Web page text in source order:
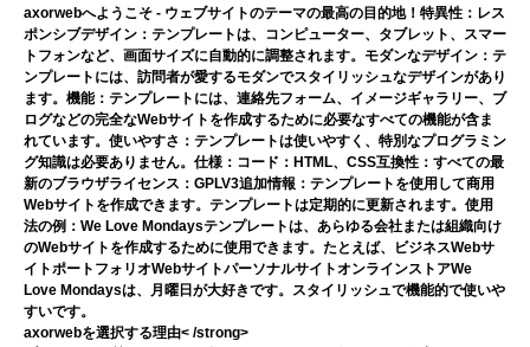
axorwebへようこそ - ウェブサイトのテーマの最高の目的地！特異性：レス
ポンシブデザイン：テンプレートは、コンピューター、タブレット、スマー
トフォンなど、画面サイズに自動的に調整されます。モダンなデザイン：テ
ンプレートには、訪問者が愛するモダンでスタイリッシュなデザインがあり
ます。機能：テンプレートには、連絡先フォーム、イメージギャラリー、ブ
ログなどの完全なWebサイトを作成するために必要なすべての機能が含ま
れています。使いやすさ：テンプレートは使いやすく、特別なプログラミン
グ知識は必要ありません。仕様：コード：HTML、CSS互換性：すべての最
新のブラウザライセンス：GPLV3追加情報：テンプレートを使用して商用
Webサイトを作成できます。テンプレートは定期的に更新されます。使用
法の例：We Love Mondaysテンプレートは、あらゆる会社または組織向け
のWebサイトを作成するために使用できます。たとえば、ビジネスWebサ
イトポートフォリオWebサイトパーソナルサイトオンラインストアWe
Love Mondaysは、月曜日が大好きです。スタイリッシュで機能的で使いや
すいです。
axorwebを選択する理由< /strong>